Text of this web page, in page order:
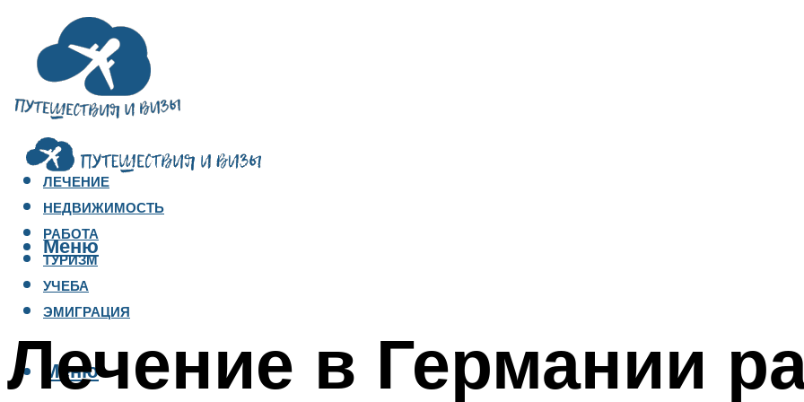
ЛЕЧЕНИЕ
НЕДВИЖИМОСТЬ
РАБОТА
ТУРИЗМ
УЧЕБА
ЭМИГРАЦИЯ
Меню
Меню
Лечение в Германии